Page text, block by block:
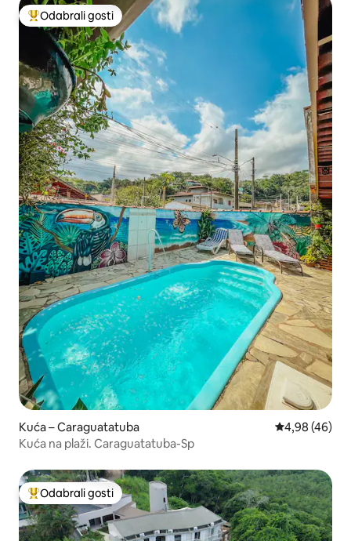
Među najviše rangiranima s oznakom „Odabrali gosti”
Odabrali gosti
Kuća – Caraguatatuba Prosječna
4,98 (46)
Kuća na plaži. Caraguatatuba-Sp
Među najviše rangiranima s oznakom „Odabrali gosti”
Odabrali gosti